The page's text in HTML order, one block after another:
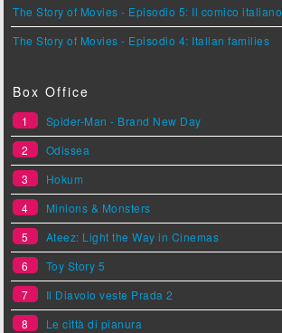
The Story of Movies - Episodio 5: Il comico italiano
The Story of Movies - Episodio 4: Italian families
Box Office
1
Spider-Man - Brand New Day
2
Odissea
3
Hokum
4
Minions & Monsters
5
Ateez: Light the Way in Cinemas
6
Toy Story 5
7
Il Diavolo veste Prada 2
8
Le città di pianura